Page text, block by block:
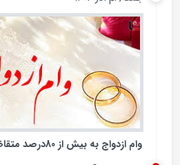
تشدید تخلفات در برخی
غیرشفاف در پرداخت تسهیلات
بانکی کشور را در معرض
جمعه, ام آذر ۱۴۰۴